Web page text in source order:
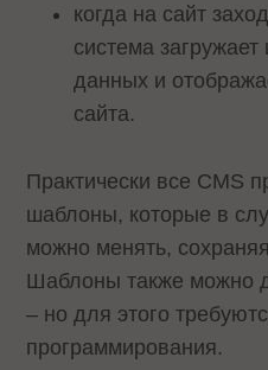
когда на сайт
система
данных и
сайта.
Практически все CMS
шаблоны, которые в
можно менять,
Шаблоны также можно
– но для этого
программирования.